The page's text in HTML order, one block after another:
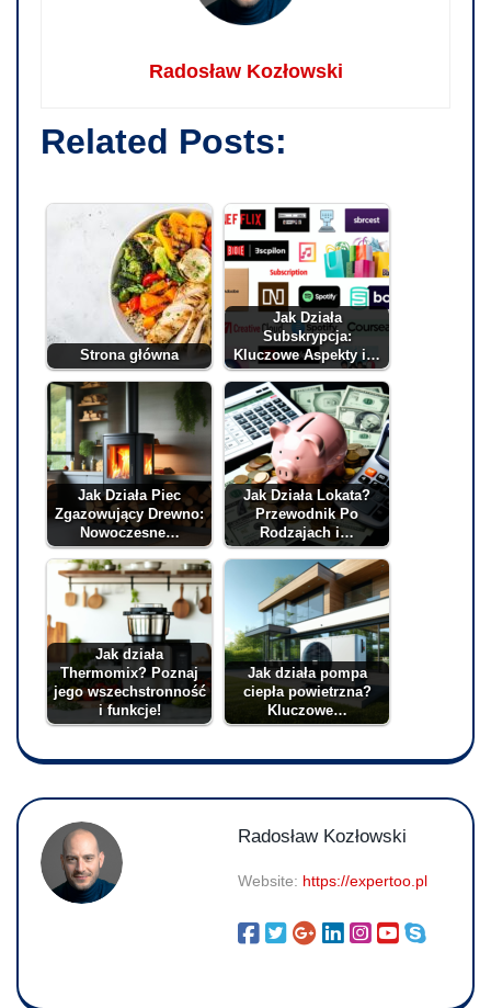
Radosław Kozłowski
Related Posts:
Strona główna
Jak Działa
Subskrypcja:
Kluczowe Aspekty i…
Jak Działa Piec
Zgazowujący Drewno:
Nowoczesne…
Jak Działa Lokata?
Przewodnik Po
Rodzajach i…
Jak działa
Thermomix? Poznaj
jego wszechstronność
i funkcje!
Jak działa pompa
ciepła powietrzna?
Kluczowe…
Radosław Kozłowski
Website: https://expertoo.pl